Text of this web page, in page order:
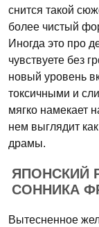
снится такой
более чистый
Иногда это про
чувствуете без
новый уровень
токсичными и
мягко намекает
нем выглядит
драмы.
ЯПОНСКИЙ
СОННИКА
Вытесненное